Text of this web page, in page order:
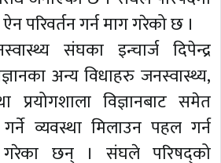
परिवर्तन गर्न माग गरेको छ ।
संघका इन्चार्ज दिपेन्द्र
अन्य विधाहरु जनस्वास्थ्य,
प्रयोगशाला विज्ञानबाट समेत
गर्ने व्यवस्था मिलाउन पहल गर्न
गरेका छन् । संघले परिषद्को